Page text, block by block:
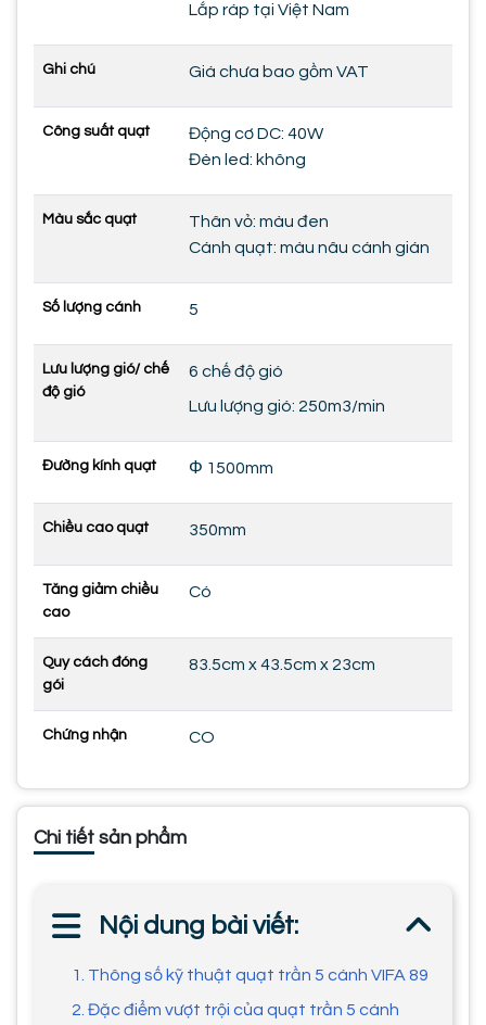
Lắp ráp tại Việt Nam
Ghi chú Giá chưa bao gồm VAT
Công suất quạt
Động cơ DC: 40W
Đèn led: không
Màu sắc quạt
Thân vỏ: màu đen
Cánh quạt: màu nâu cánh gián
Số lượng cánh 5
Lưu lượng gió/ chế
độ gió
6 chế độ gió
Lưu lượng gió: 250m3/min
Đường kính quạt Φ 1500mm
Chiều cao quạt 350mm
Tăng giảm chiều
cao
Có
Quy cách đóng
gói
83.5cm x 43.5cm x 23cm
Chứng nhận CO
Chi tiết sản phẩm
Nội dung bài viết:
1. Thông số kỹ thuật quạt trần 5 cánh VIFA 89
2. Đặc điểm vượt trội của quạt trần 5 cánh